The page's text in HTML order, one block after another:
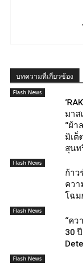
บทความที่เกี่ยวข้อง
Flash News
มาส
“ผ้า
มิเ
สุนท
Flash News
ก้าว
ควา
โฉม
Flash News
“คว
30
Flash News